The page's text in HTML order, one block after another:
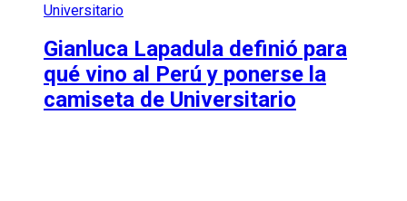
Universitario
Gianluca Lapadula definió para
qué vino al Perú y ponerse la
camiseta de Universitario